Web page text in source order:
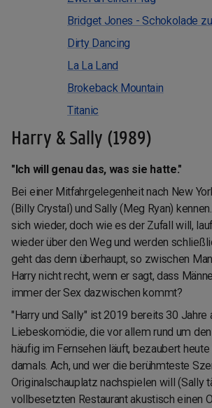
Bridget Jones - Schokolade
Dirty Dancing
La La Land
Brokeback Mountain
Titanic
Harry & Sally (1989)
"Ich will genau das, was sie hatte."
Bei einer Mitfahrgelegenheit nach New
(Billy Crystal) und Sally (Meg Ryan)
sich wieder, doch wie es der Zufall will,
wieder über den Weg und werden
geht das denn überhaupt, so zwischen
Harry nicht recht, wenn er sagt, dass
immer der Sex dazwischen kommt?
"Harry und Sally" ist 2019 bereits 30 Jahre
Liebeskomödie, die vor allem rund um
häufig im Fernsehen läuft, bezaubert
damals. Ach, und wer die berühmteste
Originalschauplatz nachspielen will (Sally
vollbesetzten Restaurant akustisch einen